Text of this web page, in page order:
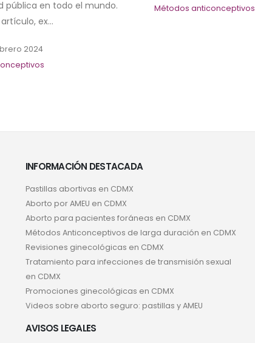
pública en todo el mundo.
ex...
2024
Métodos anticonceptivos
INFORMACIÓN DESTACADA
Pastillas abortivas en CDMX
Aborto por AMEU en CDMX
Aborto para pacientes foráneas en CDMX
Métodos Anticonceptivos de larga duración en CDMX
Revisiones ginecológicas en CDMX
Tratamiento para infecciones de transmisión sexual
en CDMX
Promociones ginecológicas en CDMX
Videos sobre aborto seguro: pastillas y AMEU
AVISOS LEGALES